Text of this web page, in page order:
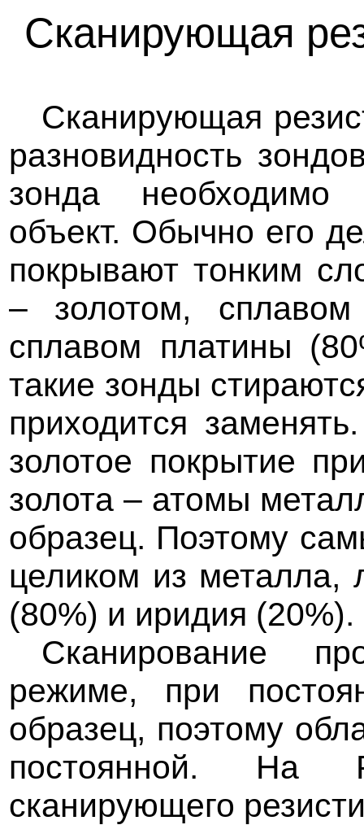
Сканирующая
Сканирующая
разновидность
зонда необходимо
объект. Обычно его
покрывают тонким
– золотом,
сплавом платины
такие зонды
приходится
золотое покрытие
золота – атомы
образец. Поэтому
целиком из металла,
(80%) и иридия (20%).
Сканирование
режиме, при
образец, поэтому
постоянной. На
сканирующего